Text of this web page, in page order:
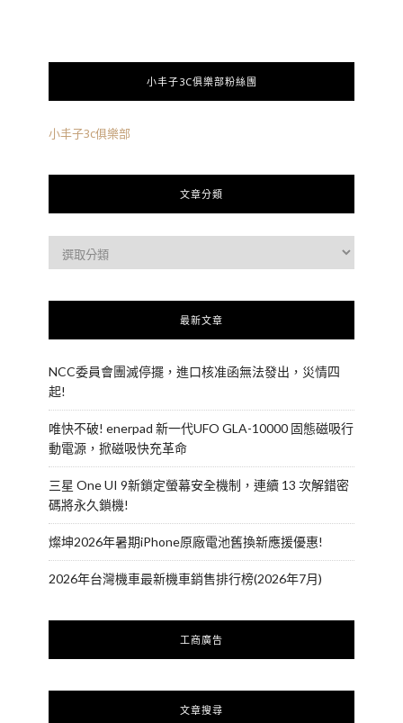
小丰子3C俱樂部粉絲團
小丰子3c俱樂部
文章分類
最新文章
NCC委員會團滅停擺，進口核准函無法發出，災情四
起!
唯快不破! enerpad 新一代UFO GLA-10000 固態磁吸行
動電源，掀磁吸快充革命
三星 One UI 9新鎖定螢幕安全機制，連續 13 次解錯密
碼將永久鎖機!
燦坤2026年暑期iPhone原廠電池舊換新應援優惠!
2026年台灣機車最新機車銷售排行榜(2026年7月)
工商廣告
文章搜尋